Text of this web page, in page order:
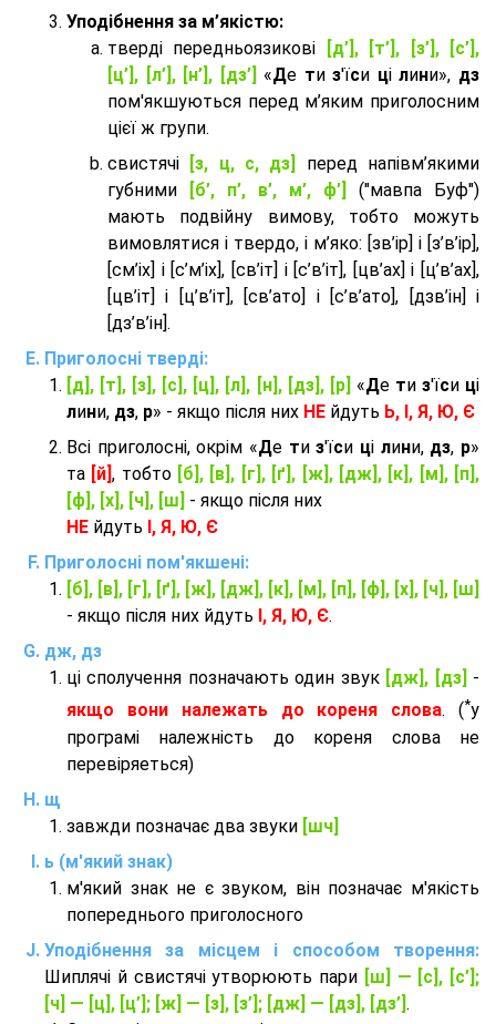
Уподібнення за м’якістю:
тверді передньоязикові
[д’], [т’], [з’], [с’],
[ц’], [л’], [н’], [дз’] «Де тиз'їси цілини», дз
пом'якшуються перед м’яким приголосним
цієї ж групи.
cвистячі
[з, ц, с, дз]
перед напівм’якими
губними
[б’, п’, в’, м’, ф’]
("мавпа Буф")
мають подвійну вимову, тобто можуть
вимовлятися і твердо, і м’яко: [зв’ір] і [з’в’ір],
[см’іх] і [с’м’іх], [св’іт] і [с’в’іт], [цв’ах] і [ц’в’ах],
[цв’іт] і [ц’в’іт], [св’ато] і [с’в’ато], [дзв’iн] і
[дз’в’iн].
Приголосні тверді:
[д], [т], [з], [с], [ц], [л], [н], [дз], [р] «Де ти з'їси ці
лини, дз, р» - якщо після них НЕ йдуть Ь, І, Я, Ю, Є
Всі приголосні, окрім «Де тиз'їси ці лини, дз, р»
та [й], тобто [б], [в], [г], [ґ], [ж], [дж], [к], [м], [п],
[ф], [х], [ч], [ш] - якщо після них
НЕ йдуть І, Я, Ю, Є
Приголосні пом'якшені:
[б], [в], [г], [ґ], [ж], [дж], [к], [м], [п], [ф], [х], [ч], [ш]
- якщо після них йдуть І, Я, Ю, Є.
дж, дз
ці сполучення позначають один звук [дж], [дз] -
якщо вони належать до кореня слова. (*у
програмі належність до кореня слова не
перевіряеться)
щ
завжди позначає два звуки [шч]
ь (м'який знак)
м'який знак не є звуком, він позначає м'якість
попереднього приголосного
Уподібнення за місцем і способом творення:
Шиплячі й свистячі утворюють пари [ш] — [c], [с’];
[ч] — [ц], [ц’]; [ж] — [з], [з’]; [дж] — [дз], [дз’] .